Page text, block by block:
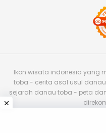
Ikon wisata indonesia yang
toba - cerita asal usul
sejarah danau toba - peta